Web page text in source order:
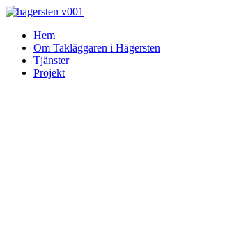
Skip
contentHem
Om Takläggaren i Hägersten
Tjänster
Projekt